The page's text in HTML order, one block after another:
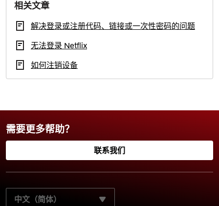
相关文章
解决登录或注册代码、链接或一次性密码的问题
无法登录 Netflix
如何注销设备
需要更多帮助？
联系我们
选择您的首选语言：